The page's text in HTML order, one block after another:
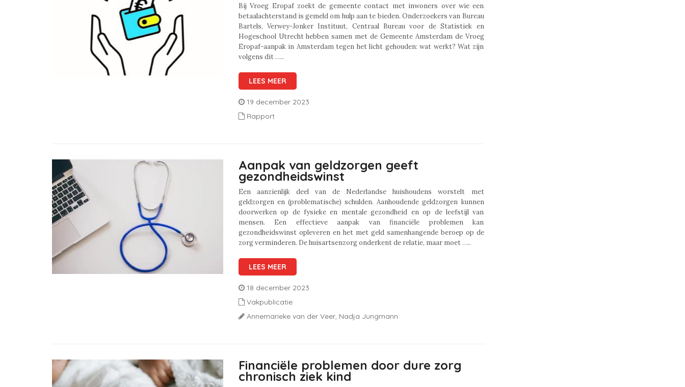
Bij Vroeg Eropaf zoekt de gemeente contact met inwoners over wie een
betaalachterstand is gemeld om hulp aan te bieden. Onderzoekers van Bureau
Bartels, Verwey-Jonker Instituut, Centraal Bureau voor de Statistiek en
Hogeschool Utrecht hebben samen met de Gemeente Amsterdam de Vroeg
Eropaf-aanpak in Amsterdam tegen het licht gehouden: wat werkt? Wat zijn
volgens dit …..
LEES MEER
19 december 2023
Rapport
Aanpak van geldzorgen geeft
gezondheidswinst
Een aanzienlijk deel van de Nederlandse huishoudens worstelt met
geldzorgen en (problematische) schulden. Aanhoudende geldzorgen kunnen
doorwerken op de fysieke en mentale gezondheid en op de leefstijl van
mensen. Een effectieve aanpak van financiële problemen kan
gezondheidswinst opleveren en het met geld samenhangende beroep op de
zorg verminderen. De huisartsenzorg onderkent de relatie, maar moet …..
LEES MEER
18 december 2023
Vakpublicatie
Annemarieke van der Veer, Nadja Jungmann
Financiële problemen door dure zorg
chronisch ziek kind